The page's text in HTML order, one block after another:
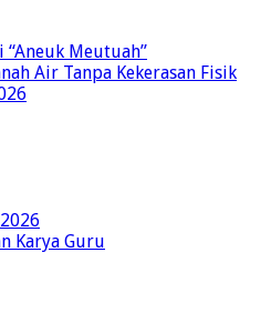
Meutuah”
Air Tanpa Kekerasan Fisik
Karya Guru